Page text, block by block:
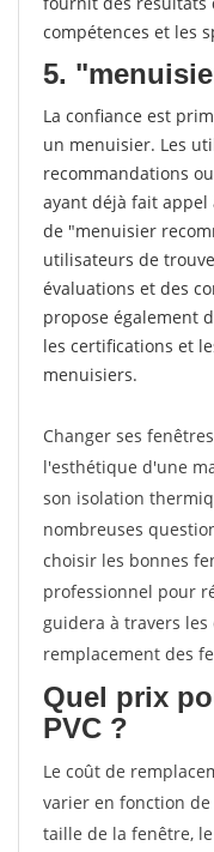
compétences et les
5.
La confiance est
un menuisier. Les
recommandations
ayant déjà fait appel
de "menuisier
utilisateurs de
évaluations et des
propose également
les certifications et
menuisiers.
Changer ses
l'esthétique d'une
son isolation
nombreuses
choisir les bonnes
professionnel pour
guidera à travers
remplacement des
Quel prix
PVC ?
Le coût de
varier en fonction
taille de la fenêtre,